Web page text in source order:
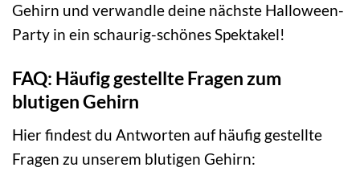
Gehirn und verwandle deine nächste Halloween-
Party in ein schaurig-schönes Spektakel!
FAQ: Häufig gestellte Fragen zum
blutigen Gehirn
Hier findest du Antworten auf häufig gestellte
Fragen zu unserem blutigen Gehirn: